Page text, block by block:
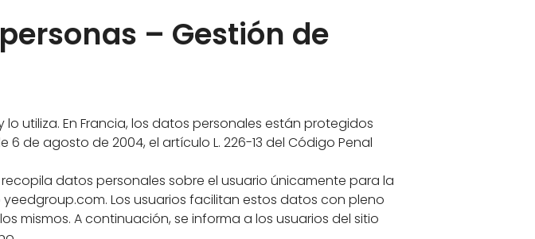
– Gestión de
utiliza. En Francia, los datos personales están protegidos
6 de agosto de 2004, el artículo L. 226-13 del Código Penal
datos personales sobre el usuario únicamente para la
Los usuarios facilitan estos datos con pleno
mismos. A continuación, se informa a los usuarios del sitio